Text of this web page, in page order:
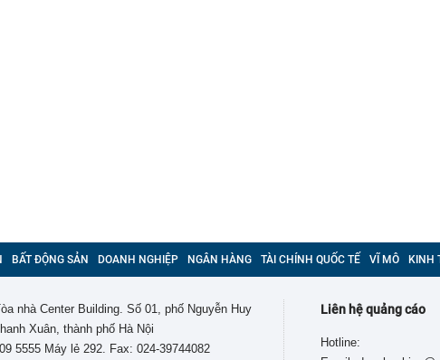
BẤT ĐỘNG SẢN DOANH NGHIỆP NGÂN HÀNG TÀI CHÍNH QUỐC TẾ VĨ MÔ KINH
nhà Center Building. Số 01, phố Nguyễn Huy
Xuân, thành phố Hà Nội
5555 Máy lẻ 292. Fax: 024-39744082
Liên hệ quảng cáo
Hotline: